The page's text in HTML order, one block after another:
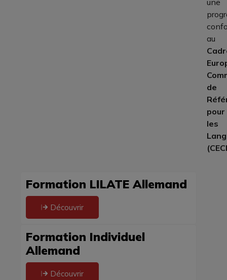
une
au
de
pour
les
Formation LILATE Allemand
Découvrir
Formation Individuel
Allemand
Découvrir